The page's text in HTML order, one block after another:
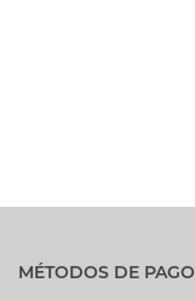
MÉTODOS DE PAGO